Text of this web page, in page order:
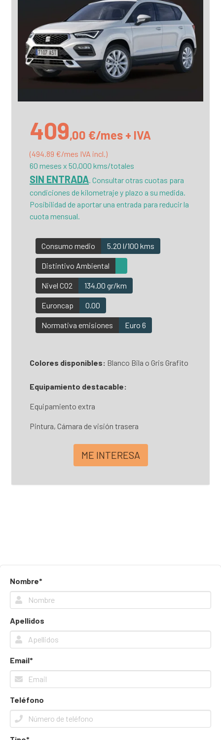
409,00 €/mes + IVA
(494.89 €/mes IVA incl.)
60 meses x 50,000 kms/totales
SIN ENTRADA . Consultar otras cuotas para
condiciones de kilometraje y plazo a su medida.
Posibilidad de aportar una entrada para reducir la
cuota mensual.
Consumo medio 5.20 l/100 kms
Distintivo Ambiental
Nivel CO2 134.00 gr/km
Euroncap 0.00
Normativa emisiones Euro 6
Colores disponibles: Blanco Bila o Gris Grafito
Equipamiento destacable:
Equipamiento extra
Pintura, Cámara de visión trasera
ME INTERESA
Nombre*
Apellidos
Email*
Teléfono